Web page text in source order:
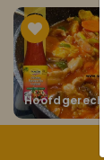
Hoofdgerecht